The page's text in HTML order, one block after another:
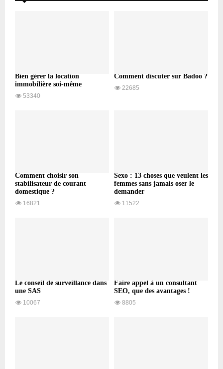
Bien gérer la location
immobilière soi-même
53340
Comment discuter sur Badoo ?
22685
Comment choisir son
stabilisateur de courant
domestique ?
16821
Sexo : 13 choses que veulent les
femmes sans jamais oser le
demander
11522
Le conseil de surveillance dans
une SAS
10067
Faire appel à un consultant
SEO, que des avantages !
8805